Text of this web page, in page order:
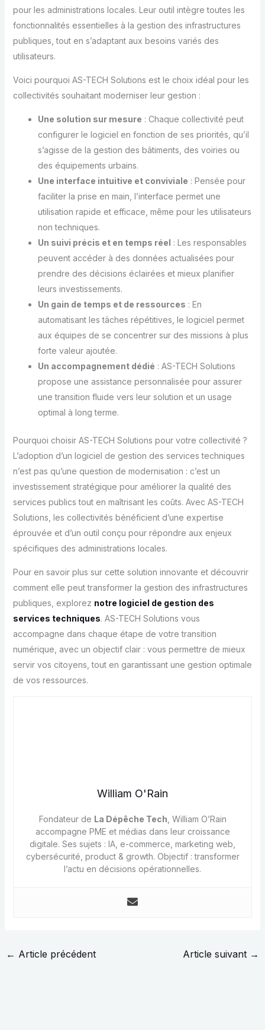
pour les administrations locales. Leur outil intègre toutes les
fonctionnalités essentielles à la gestion des infrastructures
publiques, tout en s’adaptant aux besoins variés des
utilisateurs.
Voici pourquoi AS-TECH Solutions est le choix idéal pour les
collectivités souhaitant moderniser leur gestion :
Une solution sur mesure : Chaque collectivité peut
configurer le logiciel en fonction de ses priorités, qu’il
s’agisse de la gestion des bâtiments, des voiries ou
des équipements urbains.
Une interface intuitive et conviviale : Pensée pour
faciliter la prise en main, l’interface permet une
utilisation rapide et efficace, même pour les utilisateurs
non techniques.
Un suivi précis et en temps réel : Les responsables
peuvent accéder à des données actualisées pour
prendre des décisions éclairées et mieux planifier
leurs investissements.
Un gain de temps et de ressources : En
automatisant les tâches répétitives, le logiciel permet
aux équipes de se concentrer sur des missions à plus
forte valeur ajoutée.
Un accompagnement dédié : AS-TECH Solutions
propose une assistance personnalisée pour assurer
une transition fluide vers leur solution et un usage
optimal à long terme.
Pourquoi choisir AS-TECH Solutions pour votre collectivité ?
L’adoption d’un logiciel de gestion des services techniques
n’est pas qu’une question de modernisation : c’est un
investissement stratégique pour améliorer la qualité des
services publics tout en maîtrisant les coûts. Avec AS-TECH
Solutions, les collectivités bénéficient d’une expertise
éprouvée et d’un outil conçu pour répondre aux enjeux
spécifiques des administrations locales.
Pour en savoir plus sur cette solution innovante et découvrir
comment elle peut transformer la gestion des infrastructures
publiques, explorez notre logiciel de gestion des
services techniques. AS-TECH Solutions vous
accompagne dans chaque étape de votre transition
numérique, avec un objectif clair : vous permettre de mieux
servir vos citoyens, tout en garantissant une gestion optimale
de vos ressources.
William O'Rain
Fondateur de La Dépêche Tech , William O’Rain
accompagne PME et médias dans leur croissance
digitale. Ses sujets : IA, e-commerce, marketing web,
cybersécurité, product & growth. Objectif : transformer
l’actu en décisions opérationnelles.
← Article précédent Article suivant →